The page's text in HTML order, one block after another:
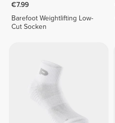
€7.99
Barefoot Weightlifting Low-
Cut Socken